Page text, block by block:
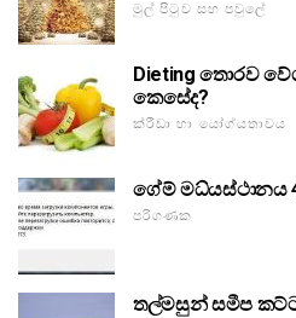
මුල් පිටුව සහ පවුලේ
Dieting තොරව
කෙසේද?
ක්රීඩා හා යෝග්යතාවය
ගේම් මධ්යස්ථානය
පරිගණක
තල්මසුන් සමීප